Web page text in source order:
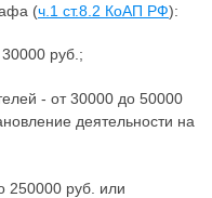
(ч.1 ст.8.2 КоАП РФ):
руб.;
- от 30000 до 50000
деятельности на
250000 руб. или